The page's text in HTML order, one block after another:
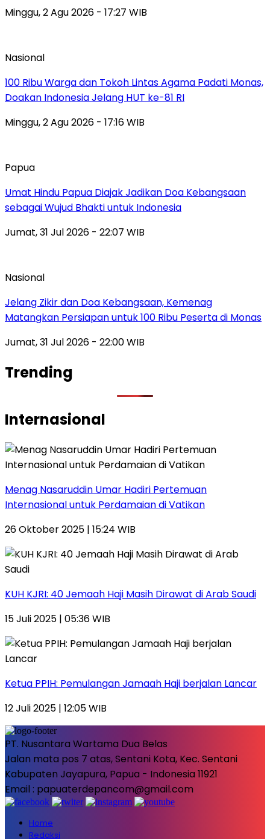
Minggu, 2 Agu 2026 - 17:27 WIB
Nasional
100 Ribu Warga dan Tokoh Lintas Agama Padati Monas,
Doakan Indonesia Jelang HUT ke-81 RI
Minggu, 2 Agu 2026 - 17:16 WIB
Papua
Umat Hindu Papua Diajak Jadikan Doa Kebangsaan
sebagai Wujud Bhakti untuk Indonesia
Jumat, 31 Jul 2026 - 22:07 WIB
Nasional
Jelang Zikir dan Doa Kebangsaan, Kemenag
Matangkan Persiapan untuk 100 Ribu Peserta di Monas
Jumat, 31 Jul 2026 - 22:00 WIB
Trending
Internasional
Menag Nasaruddin Umar Hadiri Pertemuan
Internasional untuk Perdamaian di Vatikan
26 Oktober 2025 | 15:24 WIB
KUH KJRI: 40 Jemaah Haji Masih Dirawat di Arab Saudi
15 Juli 2025 | 05:36 WIB
Ketua PPIH: Pemulangan Jamaah Haji berjalan Lancar
12 Juli 2025 | 12:05 WIB
PT. Nusantara Wartama Dua Belas
Jalan mata pos 7 atas, Sentani Kota, Kec. Sentani
Kabupaten Jayapura, Papua - Indonesia 11921
Email : papuaterdepancom@gmail.com
Home
Redaksi